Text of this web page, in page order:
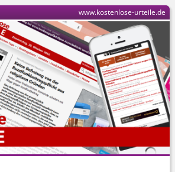
www.kostenlose-urteile.de